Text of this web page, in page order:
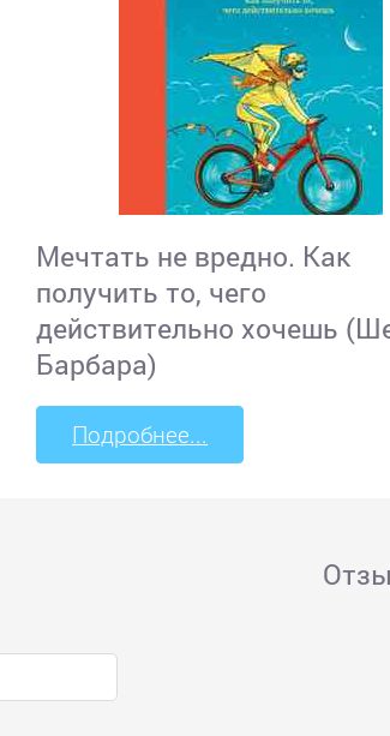
Мечтать не вредно. Как
получить то, чего
действительно хочешь
Барбара)
Подробнее...